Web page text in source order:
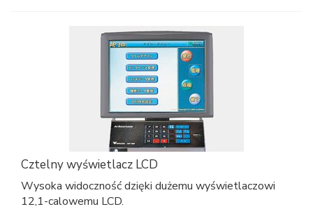
Cztelny wyświetlacz LCD
Wysoka widoczność dzięki dużemu wyświetlaczowi
12,1-calowemu LCD.